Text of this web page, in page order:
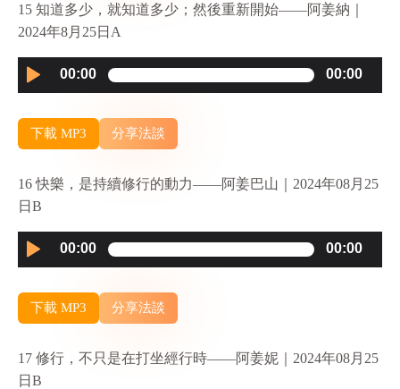
15 知道多少，就知道多少；然後重新開始——阿姜納｜
2024年8月25日A
Audio
Player
00:00 00:00
下載 MP3 分享法談
16 快樂，是持續修行的動力——阿姜巴山｜2024年08月25
日B
Audio
Player
00:00 00:00
下載 MP3 分享法談
17 修行，不只是在打坐經行時——阿姜妮｜2024年08月25
日B